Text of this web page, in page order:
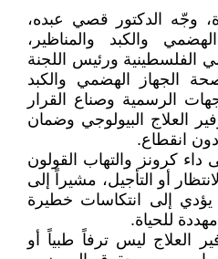
وجّه الدكتور قصي عبده،
والكبد والمناظير،
الفلسطينية ورئيس اللجنة
الجهاز الهضمي والكبد
الرسمية وصناع القرار
العلاج البيولوجي وضمان
انقطاع.
كرونز والتهاب القولون
أو التأجيل، مشيراً إلى
يؤدي إلى انتكاسات خطيرة
للحياة.
العلاج ليس ترفاً طبياً أو